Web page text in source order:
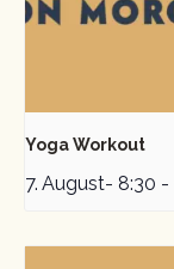
Yoga Workout
7. August- 8:30 -